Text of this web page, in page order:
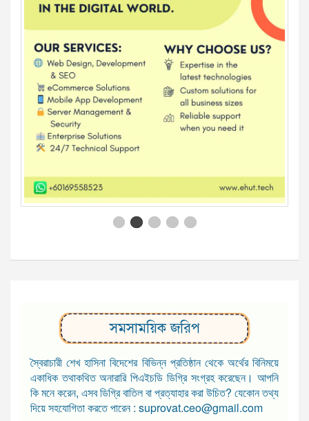
সমসাময়িক জরিপ
স্বৈরাচারী শেখ হাসিনা বিদেশের বিভিন্ন প্রতিষ্ঠান থেকে অর্থের বিনিময়ে
একাধিক তথাকথিত অনারারি পিএইচডি ডিগ্রি সংগ্রহ করেছেন। আপনি
কি মনে করেন, এসব ডিগ্রি বাতিল বা প্রত্যাহার করা উচিত? যেকোন তথ্য
দিয়ে সহযোগিতা করতে পারেন : suprovat.ceo@gmail.com